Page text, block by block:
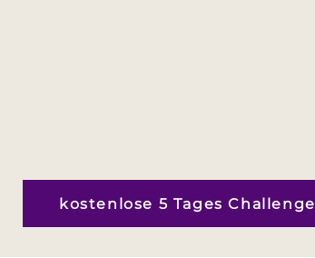
kostenlose 5 Tages Challenge